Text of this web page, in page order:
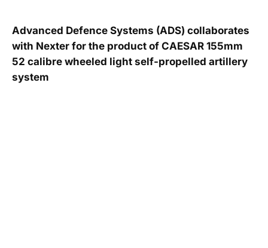
Advanced Defence Systems (ADS) collaborates
with Nexter for the product of CAESAR 155mm
52 calibre wheeled light self-propelled artillery
system